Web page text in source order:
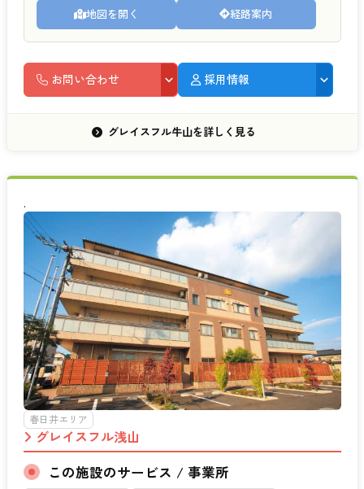
地図を開く 経路案内
お問い合わせ 採用情報
グレイスフル牛山を詳しく見る
.
グレイスフル浅山
春日井エリア
この施設のサービス / 事業所